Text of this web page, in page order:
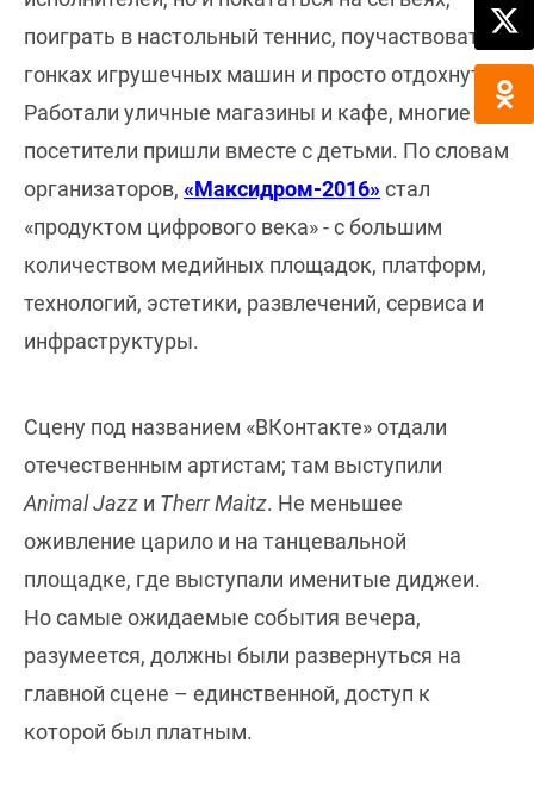
поиграть в настольный теннис, поучаствовать в
гонках игрушечных машин и просто отдохнуть.
Работали уличные магазины и кафе, многие
посетители пришли вместе с детьми. По словам
организаторов, «Максидром-2016»стал
«продуктом цифрового века» - с большим
количеством медийных площадок, платформ,
технологий, эстетики, развлечений, сервиса и
инфраструктуры.
Сцену под названием «ВКонтакте» отдали
отечественным артистам; там выступили
Animal Jazz и Therr Maitz. Не меньшее
оживление царило и на танцевальной
площадке, где выступали именитые диджеи.
Но самые ожидаемые события вечера,
разумеется, должны были развернуться на
главной сцене – единственной, доступ к
которой был платным.